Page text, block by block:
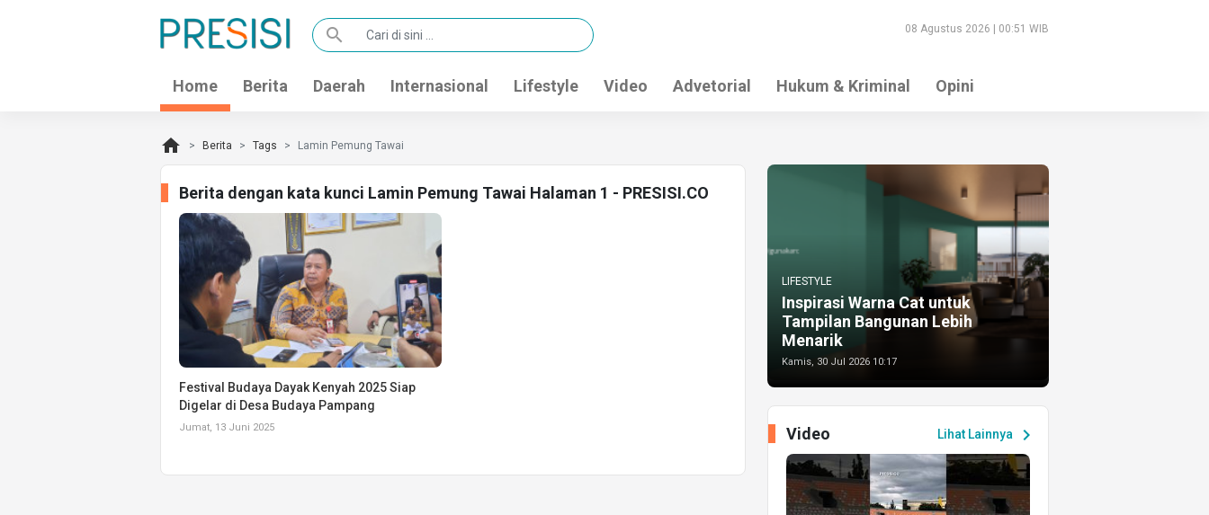
search 08 Agustus 2026 | 00:51 WIB
Home Berita Daerah Internasional Lifestyle Video Advetorial Hukum & Kriminal Opini
home Berita Tags Lamin Pemung Tawai
Berita dengan kata kunci Lamin Pemung Tawai Halaman 1 - PRESISI.CO
Festival Budaya Dayak Kenyah 2025 Siap
Digelar di Desa Budaya Pampang
Jumat, 13 Juni 2025
LIFESTYLE
Inspirasi Warna Cat untuk
Tampilan Bangunan Lebih
Menarik
Kamis, 30 Jul 2026 10:17
Lihat Lainnya chevron_right
Video